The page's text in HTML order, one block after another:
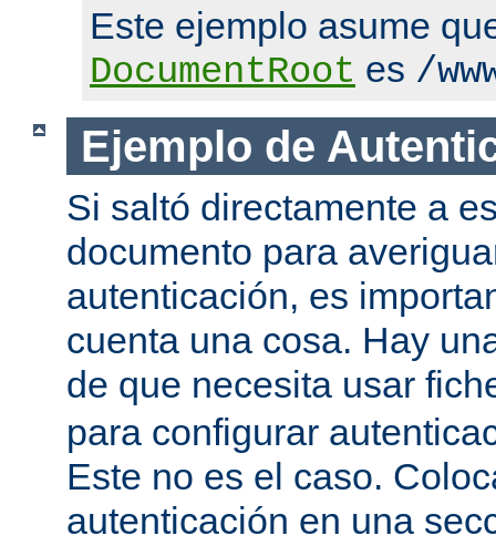
Este ejemplo asume
DocumentRoot es /
Ejemplo de
Si saltó directamente a
documento para
autenticación, es
cuenta una cosa. Hay
de que necesita usar
para configurar
Este no es el caso.
autenticación en una